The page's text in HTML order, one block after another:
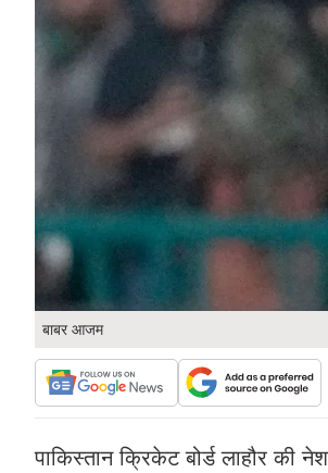
बाबर आजम
पाकिस्तान क्रिकेट बोर्ड लाहौर